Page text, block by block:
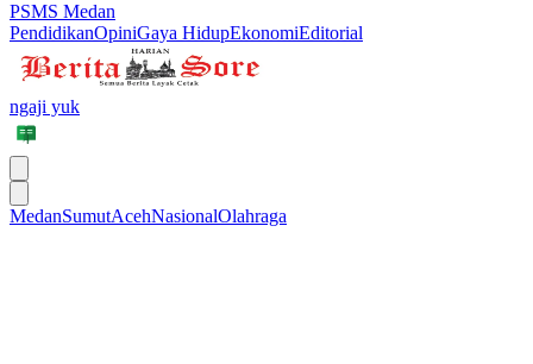
PSMS Medan
PendidikanOpiniGaya HidupEkonomiEditorial
ngaji yuk
MedanSumutAcehNasionalOlahraga